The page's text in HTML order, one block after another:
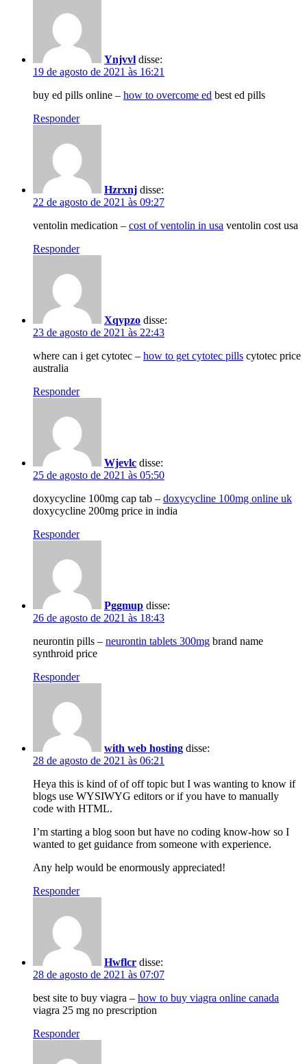
Ynjvvl disse:
19 de agosto de 2021 às 16:21
buy ed pills online – how to overcome ed best ed pills
Responder
Hzrxnj disse:
22 de agosto de 2021 às 09:27
ventolin medication – cost of ventolin in usa ventolin cost usa
Responder
Xqypzo disse:
23 de agosto de 2021 às 22:43
where can i get cytotec – how to get cytotec pills cytotec price
australia
Responder
Wjevlc disse:
25 de agosto de 2021 às 05:50
doxycycline 100mg cap tab – doxycycline 100mg online uk
doxycycline 200mg price in india
Responder
Pggmup disse:
26 de agosto de 2021 às 18:43
neurontin pills – neurontin tablets 300mg brand name
synthroid price
Responder
with web hosting disse:
28 de agosto de 2021 às 06:21
Heya this is kind of of off topic but I was wanting to know if
blogs use WYSIWYG editors or if you have to manually
code with HTML.
I’m starting a blog soon but have no coding know-how so I
wanted to get guidance from someone with experience.
Any help would be enormously appreciated!
Responder
Hwflcr disse:
28 de agosto de 2021 às 07:07
best site to buy viagra – how to buy viagra online canada
viagra 25 mg no prescription
Responder